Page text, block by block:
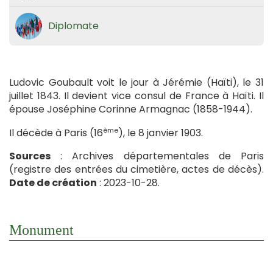
Diplomate
Ludovic Goubault voit le jour à Jérémie (Haïti), le 31
juillet 1843. Il devient vice consul de France à Haïti. Il
épouse Joséphine Corinne Armagnac (1858-1944).
Il décède à Paris (16ème), le 8 janvier 1903.
Sources : Archives départementales de Paris
(registre des entrées du cimetière, actes de décès).
Date de création : 2023-10-28.
Monument